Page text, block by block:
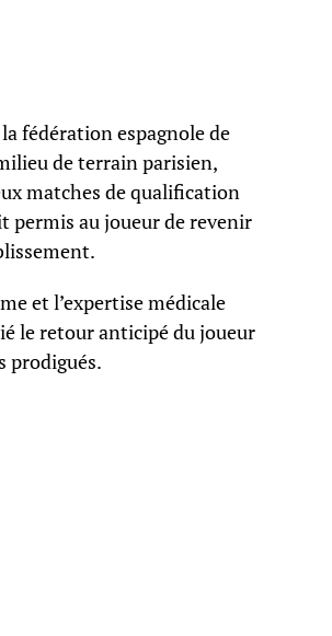
fédération espagnole de
de terrain parisien,
matches de qualification
permis au joueur de revenir
et l’expertise médicale
le retour anticipé du joueur
prodigués.